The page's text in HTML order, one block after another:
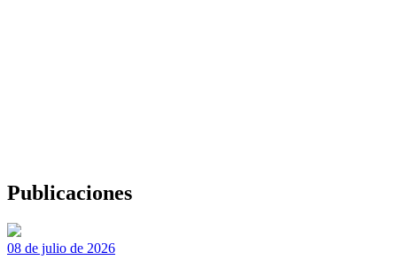
Publicaciones
08 de julio de 2026